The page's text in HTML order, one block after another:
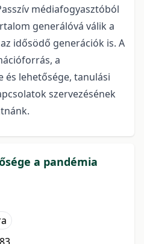
médiafogyasztóból
generálóvá válik a
idősödő generációk is. A
a
és lehetősége, tanulási
szervezésének
a pandémia